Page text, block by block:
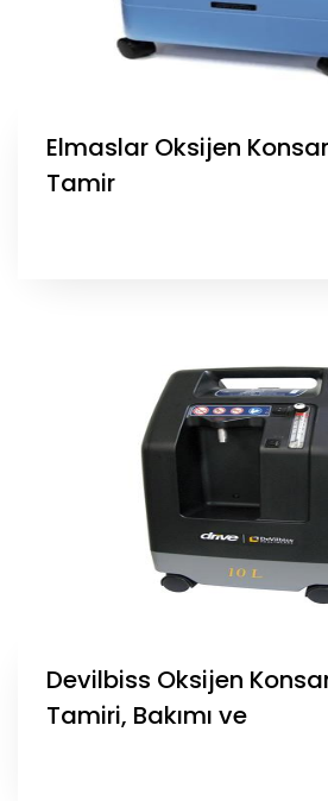
Elmaslar Oksijen
Tamir
Devilbiss Oksijen
Tamiri, Bakımı ve